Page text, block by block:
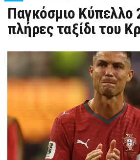
Παγκόσμιο Κύπελλο
πλήρες ταξίδι του